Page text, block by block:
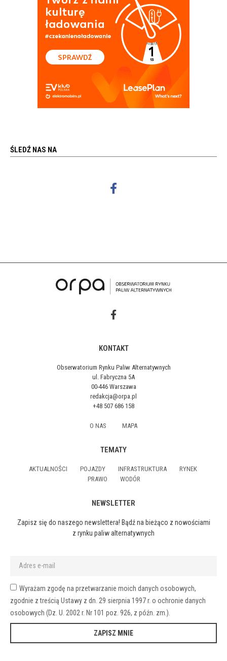
ŚLEDŹ NAS NA
KONTAKT
Obserwatorium Rynku Paliw Alternatywnych
ul. Fabryczna 5A
00-446 Warszawa
redakcja@orpa.pl
+48 507 686 158
O NAS MAPA
TEMATY
AKTUALNOŚCI POJAZDY INFRASTRUKTURA
RYNEK
PRAWO
WODÓR
NEWSLETTER
Zapisz się do naszego newslettera! Bądź na bieżąco z nowościami
z rynku paliw alternatywnych
Wyrażam zgodę na przetwarzanie moich danych osobowych,
zgodnie z treścią Ustawy z dn. 29 sierpnia 1997 r. o ochronie danych
osobowych (Dz. U. 2002 r. Nr 101 poz. 926, z późn. zm.).
ZAPISZ MNIE